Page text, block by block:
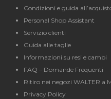
Condizioni e guida
Personal Shop Assistant
Servizio clienti
Guida alle taglie
Informazioni su resi e cambi
FAQ – Domande Frequenti
Ritiro nei negozi WALTER a
Privacy Policy